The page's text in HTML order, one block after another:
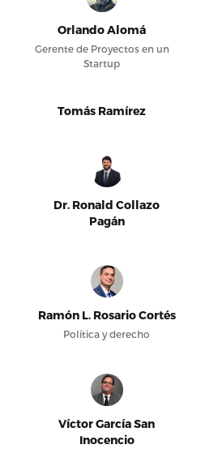
Orlando Alomá
Gerente de Proyectos en un
Startup
Tomás Ramírez
Dr. Ronald Collazo
Pagán
Ramón L. Rosario Cortés
Política y derecho
Víctor García San
Inocencio